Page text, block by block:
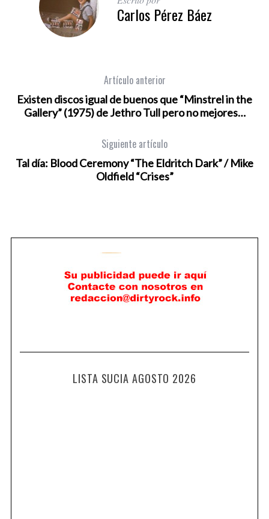
Carlos Pérez Báez
Artículo anterior
Existen discos igual de buenos que “Minstrel in the
Gallery” (1975) de Jethro Tull pero no mejores…
Siguiente artículo
Tal día: Blood Ceremony “The Eldritch Dark” / Mike
Oldfield “Crises”
LISTA SUCIA AGOSTO 2026